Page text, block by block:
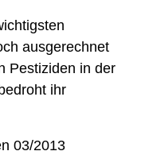
ausgerechnet
Pestiziden in der
ihr
03/2013